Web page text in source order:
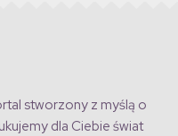
stworzony z myślą o
dla Ciebie świat